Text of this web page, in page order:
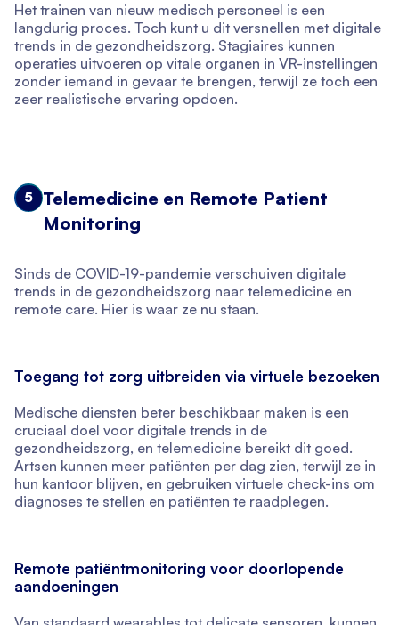
Het trainen van nieuw medisch personeel is een
langdurig proces. Toch kunt u dit versnellen met digitale
trends in de gezondheidszorg. Stagiaires kunnen
operaties uitvoeren op vitale organen in VR-instellingen
zonder iemand in gevaar te brengen, terwijl ze toch een
zeer realistische ervaring opdoen.
5
Telemedicine en Remote Patient
Monitoring
Sinds de COVID-19-pandemie verschuiven digitale
trends in de gezondheidszorg naar telemedicine en
remote care. Hier is waar ze nu staan.
Toegang tot zorg uitbreiden via virtuele bezoeken
Medische diensten beter beschikbaar maken is een
cruciaal doel voor digitale trends in de
gezondheidszorg, en telemedicine bereikt dit goed.
Artsen kunnen meer patiënten per dag zien, terwijl ze in
hun kantoor blijven, en gebruiken virtuele check-ins om
diagnoses te stellen en patiënten te raadplegen.
Remote patiëntmonitoring voor doorlopende
aandoeningen